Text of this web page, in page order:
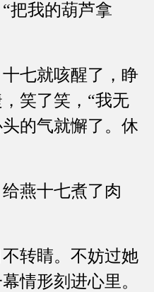
把我的葫芦拿
七就咳醒了，睁
笑了笑，“我无
的气就懈了。休
燕十七煮了肉
转睛。不妨过她
情形刻进心里。